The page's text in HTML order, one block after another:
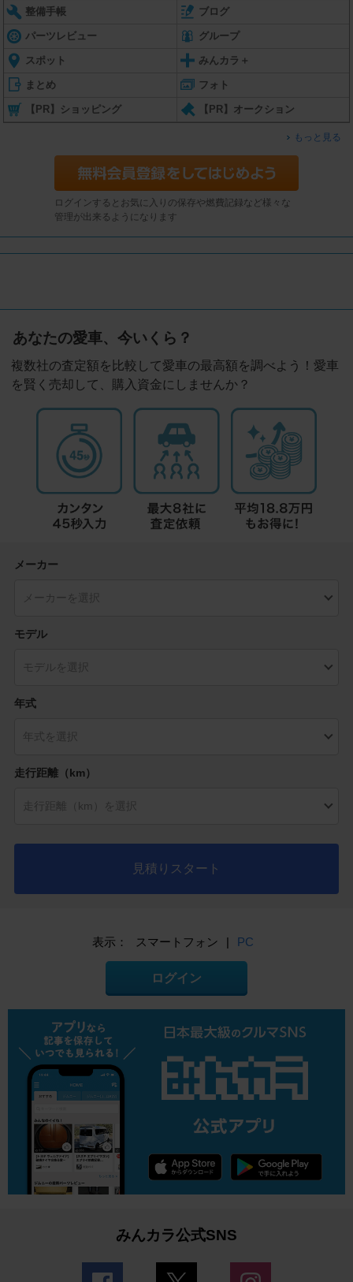
整備手帳 ブログ
パーツレビュー グループ
スポット みんカラ＋
まとめ フォト
【PR】ショッピング 【PR】オークション
もっと見る
ログインするとお気に入りの保存や燃費記録など様々な
管理が出来るようになります
あなたの愛車、今いくら？
複数社の査定額を比較して愛車の最高額を調べよう！愛車
を賢く売却して、購入資金にしませんか？
メーカー
モデル
年式
走行距離（km）
見積りスタート
表示： スマートフォン | PC
ログイン
みんカラ公式SNS